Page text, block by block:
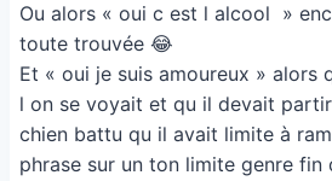
Ou alors « oui c est l alcool »
toute trouvée 😂
Et « oui je suis amoureux » alors
l on se voyait et qu il devait
chien battu qu il avait limite à
phrase sur un ton limite genre fin